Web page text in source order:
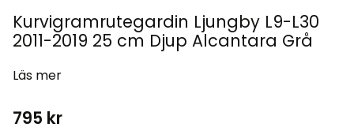
Kurvigramrutegardin Ljungby L9-L30
2011-2019 25 cm Djup Alcantara Grå
Läs mer
795 kr